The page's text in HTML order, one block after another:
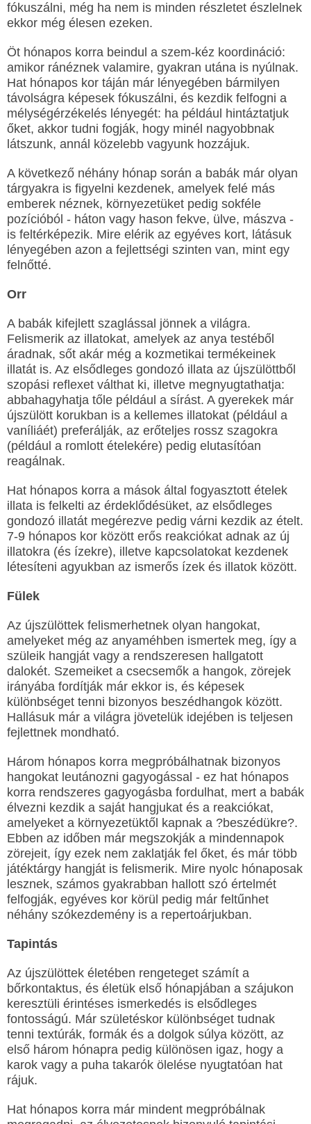
fókuszálni, még ha nem is minden részletet észlelnek
ekkor még élesen ezeken.
Öt hónapos korra beindul a szem-kéz koordináció:
amikor ránéznek valamire, gyakran utána is nyúlnak.
Hat hónapos kor táján már lényegében bármilyen
távolságra képesek fókuszálni, és kezdik felfogni a
mélységérzékelés lényegét: ha például hintáztatjuk
őket, akkor tudni fogják, hogy minél nagyobbnak
látszunk, annál közelebb vagyunk hozzájuk.
A következő néhány hónap során a babák már olyan
tárgyakra is figyelni kezdenek, amelyek felé más
emberek néznek, környezetüket pedig sokféle
pozícióból - háton vagy hason fekve, ülve, mászva -
is feltérképezik. Mire elérik az egyéves kort, látásuk
lényegében azon a fejlettségi szinten van, mint egy
felnőtté.
Orr
A babák kifejlett szaglással jönnek a világra.
Felismerik az illatokat, amelyek az anya testéből
áradnak, sőt akár még a kozmetikai termékeinek
illatát is. Az elsődleges gondozó illata az újszülöttből
szopási reflexet válthat ki, illetve megnyugtathatja:
abbahagyhatja tőle például a sírást. A gyerekek már
újszülött korukban is a kellemes illatokat (például a
vaníliáét) preferálják, az erőteljes rossz szagokra
(például a romlott ételekére) pedig elutasítóan
reagálnak.
Hat hónapos korra a mások által fogyasztott ételek
illata is felkelti az érdeklődésüket, az elsődleges
gondozó illatát megérezve pedig várni kezdik az ételt.
7-9 hónapos kor között erős reakciókat adnak az új
illatokra (és ízekre), illetve kapcsolatokat kezdenek
létesíteni agyukban az ismerős ízek és illatok között.
Fülek
Az újszülöttek felismerhetnek olyan hangokat,
amelyeket még az anyaméhben ismertek meg, így a
szüleik hangját vagy a rendszeresen hallgatott
dalokét. Szemeiket a csecsemők a hangok, zörejek
irányába fordítják már ekkor is, és képesek
különbséget tenni bizonyos beszédhangok között.
Hallásuk már a világra jövetelük idejében is teljesen
fejlettnek mondható.
Három hónapos korra megpróbálhatnak bizonyos
hangokat leutánozni gagyogással - ez hat hónapos
korra rendszeres gagyogásba fordulhat, mert a babák
élvezni kezdik a saját hangjukat és a reakciókat,
amelyeket a környezetüktől kapnak a ?beszédükre?.
Ebben az időben már megszokják a mindennapok
zörejeit, így ezek nem zaklatják fel őket, és már több
játéktárgy hangját is felismerik. Mire nyolc hónaposak
lesznek, számos gyakrabban hallott szó értelmét
felfogják, egyéves kor körül pedig már feltűnhet
néhány szókezdemény is a repertoárjukban.
Tapintás
Az újszülöttek életében rengeteget számít a
bőrkontaktus, és életük első hónapjában a szájukon
keresztüli érintéses ismerkedés is elsődleges
fontosságú. Már születéskor különbséget tudnak
tenni textúrák, formák és a dolgok súlya között, az
első három hónapra pedig különösen igaz, hogy a
karok vagy a puha takarók ölelése nyugtatóan hat
rájuk.
Hat hónapos korra már mindent megpróbálnak